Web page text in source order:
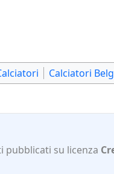
Calciatori
pubblicati su licenza